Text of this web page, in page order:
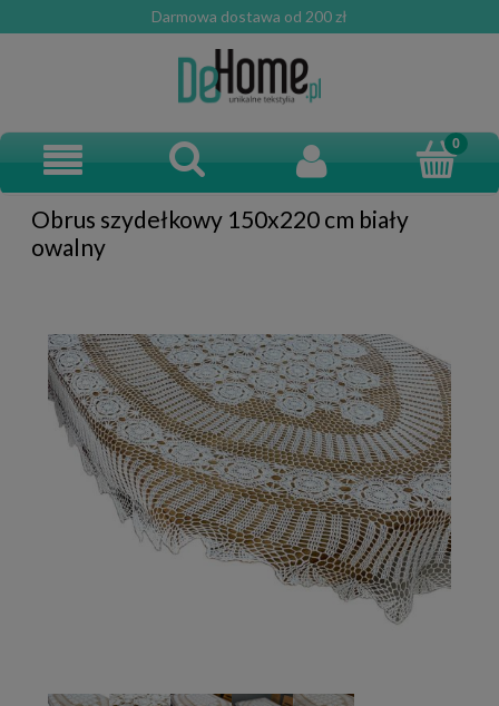
Darmowa dostawa od 200 zł
Obrus szydełkowy 150x220 cm biały
owalny